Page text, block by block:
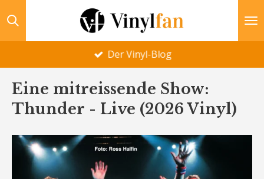
Zum
Hauptinhalt
Der Vinyl-Blog
Eine mitreissende Show:
Thunder - Live (2026 Vinyl)